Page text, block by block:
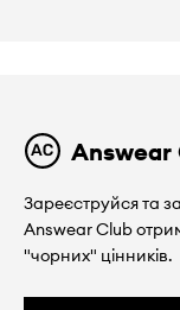
Answear
Зареєструйся та
Answear Club
"чорних" цінників.